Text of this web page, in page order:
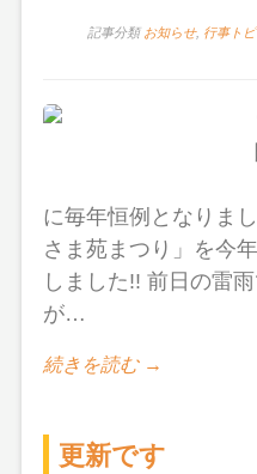
記事分類 お知らせ, 行事ト
に毎年恒例となりま
さま苑まつり」を今
しました!! 前日の雷
が…
続きを読む →
更新です